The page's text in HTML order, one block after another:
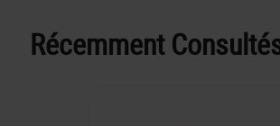
Récemment